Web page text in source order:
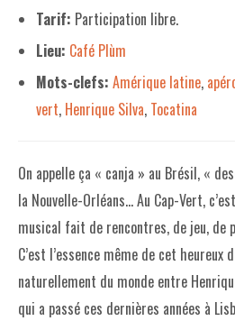
NOS FOURNISSEUR·EUSE·S
LA LIBRAIRIE
UNE LIBRAIRIE INDÉPENDANTE
LES EXPOSITIONS
INFOS & ACCESSIBILITÉ
Tarif: Participation libre.
Lieu: Café Plùm
Mots-clefs: Amérique latine,
vert, Henrique Silva, Tocatina
On appelle ça « canja » au Brésil, «
la Nouvelle-Orléans… Au Cap-Vert,
musical fait de rencontres, de jeu, de
C’est l’essence même de cet heureux
naturellement du monde entre
qui a passé ces dernières années à